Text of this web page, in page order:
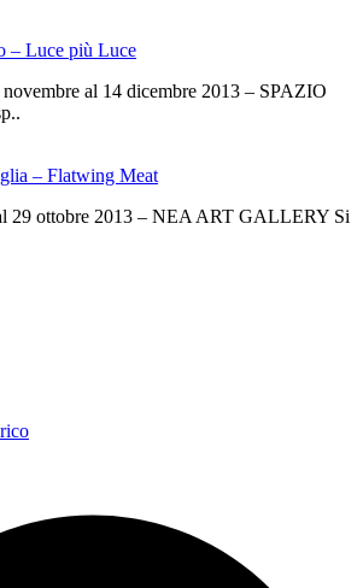
– Luce più Luce
al 14 dicembre 2013 – SPAZIO
– Flatwing Meat
29 ottobre 2013 – NEA ART GALLERY Si